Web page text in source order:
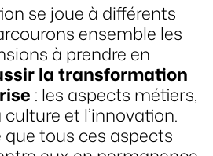
se joue à différents
ensemble les
à prendre en
la transformation
: les aspects métiers,
et l’innovation.
que tous ces aspects